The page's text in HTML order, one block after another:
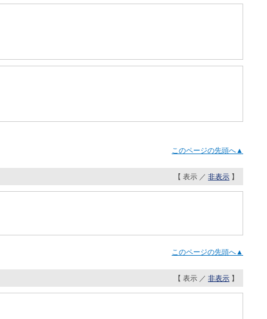
このページの先頭へ▲
【 表示 ／ 非表示 】
このページの先頭へ▲
【 表示 ／ 非表示 】